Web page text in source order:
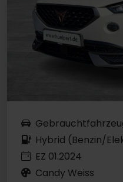
Hybrid (Benzin/
EZ 01.2024
Candy Weiss